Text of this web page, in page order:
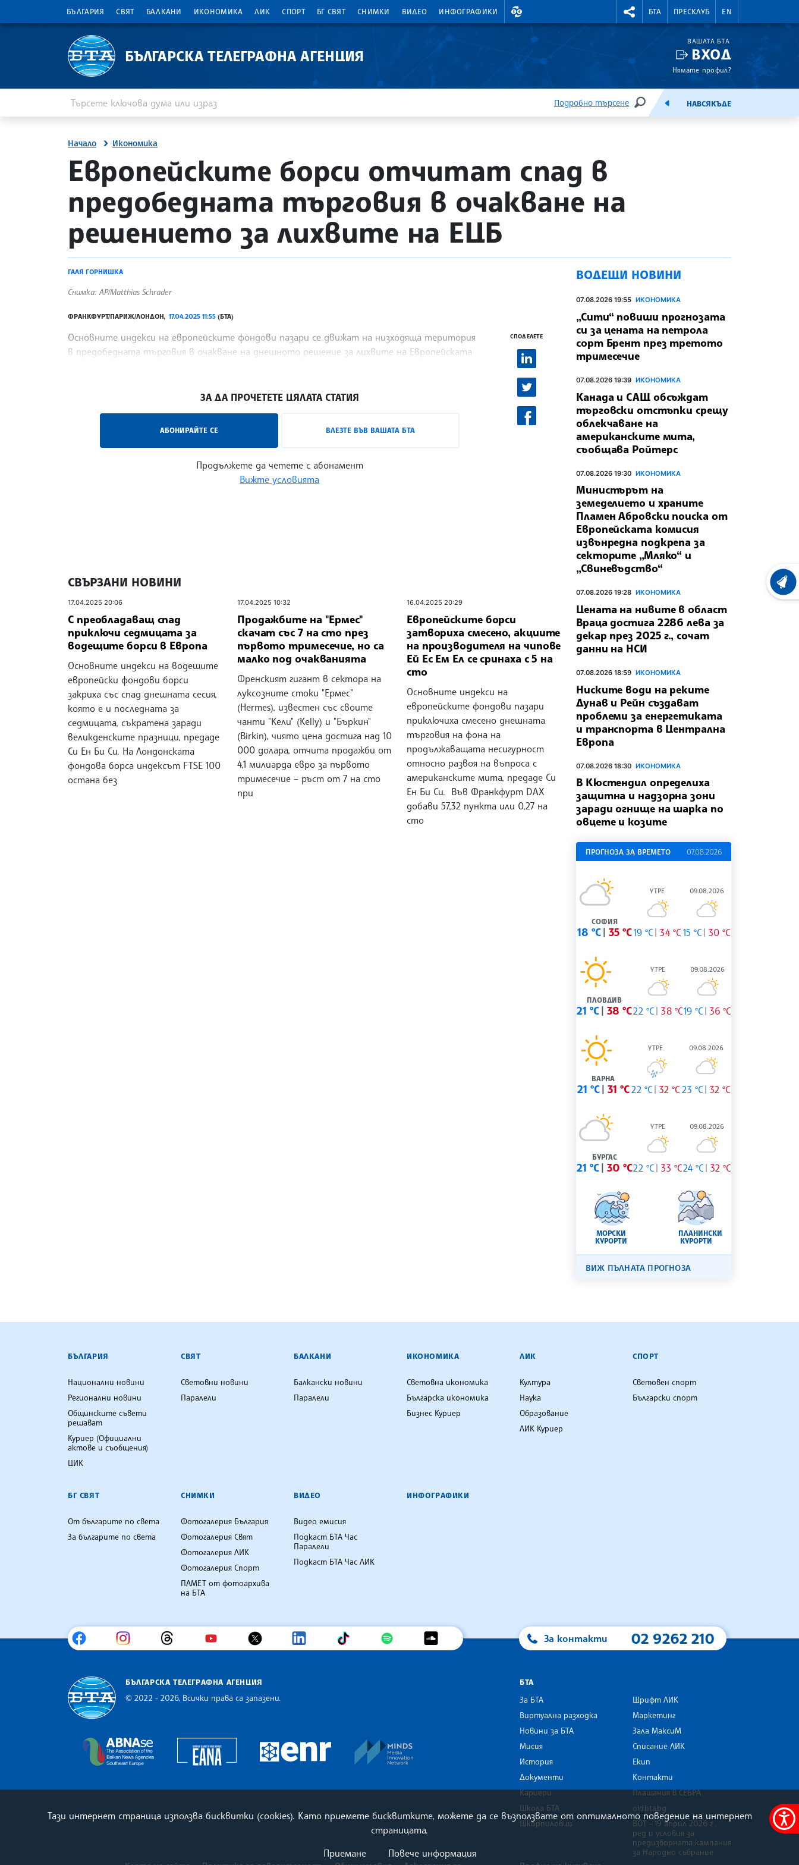
Меню
БЪЛГАРИЯ СВЯТ БАЛКАНИ ИКОНОМИКА ЛИК СПОРТ БГ СВЯТ СНИМКИ ВИДЕО ИНФОГРАФИКИ
ВАЛУТНИ КУРСОВЕ RIGHTMENU.SOCIAL
БТА ПРЕСКЛУБ EN
БЪЛГАРСКА ТЕЛЕГРАФНА АГЕНЦИЯ
ВАШАТА БТА
ВХОД
Нямате профил?
Подробно търсене
ТЪРСЕНЕЕМИСИЯНАВСЯКЪДЕ
Начало Икономика
site.bta
Европейските борси отчитат спад в
предобедната търговия в очакване на
решението за лихвите на ЕЦБ
ГАЛЯ ГОРНИШКА
Снимка: AP/Matthias Schrader
ФРАНКФУРТ/ПАРИЖ/ЛОНДОН, 17.04.2025 11:55 (БТА)
Основните индекси на европейските фондови пазари се движат на низходяща територия
в предобедната търговия в очакване на днешното решение за лихвите на Европейската
ЗА ДА ПРОЧЕТЕТЕ ЦЯЛАТА СТАТИЯ
АБОНИРАЙТЕ СЕ ВЛЕЗТЕ ВЪВ ВАШАТА БТА
Продължете да четете с абонамент
Вижте условията
СПОДЕЛЕТЕ
СВЪРЗАНИ НОВИНИ
17.04.2025 20:06
С преобладаващ спад
приключи седмицата за
водещите борси в Европа
Основните индекси на водещите
европейски фондови борси
закриха със спад днешната сесия,
която е и последната за
седмицата, съкратена заради
великденските празници, предаде
Си Ен Би Си. На Лондонската
фондова борса индексът FTSE 100
остана без
17.04.2025 10:32
Продажбите на "Ермес"
скачат със 7 на сто през
първото тримесечие, но са
малко под очакванията
Френският гигант в сектора на
луксозните стоки "Ермес"
(Hermеs), известен със своите
чанти "Кели" (Kelly) и "Бъркин"
(Birkin), чиято цена достига над 10
000 долара, отчита продажби от
4,1 милиарда евро за първото
тримесечие – ръст от 7 на сто
при
16.04.2025 20:29
Европейските борси
затвориха смесено, акциите
на производителя на чипове
Ей Ес Ем Ел се сринаха с 5 на
сто
Основните индекси на
европейските фондови пазари
приключиха смесено днешната
търговия на фона на
продължаващата несигурност
относно развоя на въпроса с
американските мита, предаде Си
Ен Би Си. Във Франкфурт DAX
добави 57,32 пункта или 0,27 на
сто
ВОДЕЩИ НОВИНИ
07.08.2026 19:55 ИКОНОМИКА
„Сити“ повиши прогнозата
си за цената на петрола
сорт Брент през третото
тримесечие
07.08.2026 19:39 ИКОНОМИКА
Канада и САЩ обсъждат
търговски отстъпки срещу
облекчаване на
американските мита,
съобщава Ройтерс
07.08.2026 19:30 ИКОНОМИКА
Министърът на
земеделието и храните
Пламен Абровски поиска от
Европейската комисия
извънредна подкрепа за
секторите „Мляко“ и
„Свиневъдство“
07.08.2026 19:28 ИКОНОМИКА
Цената на нивите в област
Враца достига 2286 лева за
декар през 2025 г., сочат
данни на НСИ
07.08.2026 18:59 ИКОНОМИКА
Ниските води на реките
Дунав и Рейн създават
проблеми за енергетиката
и транспорта в Централна
Европа
07.08.2026 18:30 ИКОНОМИКА
В Кюстендил определиха
защитна и надзорна зони
заради огнище на шарка по
овцете и козите
ПРОГНОЗА ЗА ВРЕМЕТО 07.08.2026
СОФИЯ
18 °C 35 °C
УТРЕ
19 °C 34 °C
09.08.2026
15 °C 30 °C
ПЛОВДИВ
21 °C 38 °C
УТРЕ
22 °C 38 °C
09.08.2026
19 °C 36 °C
ВАРНА
21 °C 31 °C
УТРЕ
22 °C 32 °C
09.08.2026
23 °C 32 °C
БУРГАС
21 °C 30 °C
УТРЕ
22 °C 33 °C
09.08.2026
24 °C 32 °C
МОРСКИ
КУРОРТИ
ПЛАНИНСКИ
КУРОРТИ
ВИЖ ПЪЛНАТА ПРОГНОЗА
БЪЛГАРСКА ТЕЛЕГРАФНА АГЕНЦИЯ
БЪЛГАРИЯ
Национални новини
Регионални новини
Общинските съвети
решават
Куриер (Официални
актове и съобщения)
ЦИК
СВЯТ
Световни новини
Паралели
БАЛКАНИ
Балкански новини
Паралели
ИКОНОМИКА
Световна икономика
Българска икономика
Бизнес Куриер
ЛИК
Култура
Наука
Образование
ЛИК Куриер
СПОРТ
Световен спорт
Български спорт
БГ СВЯТ
От българите по света
За българите по света
СНИМКИ
Фотогалерия България
Фотогалерия Свят
Фотогалерия ЛИК
Фотогалерия Спорт
ПАМЕТ от фотоархива
на БТА
ВИДЕО
Видео емисия
Подкаст БТА Час
Паралели
Подкаст БТА Час ЛИК
ИНФОГРАФИКИ
За контакти 02 9262 210
БЪЛГАРСКА ТЕЛЕГРАФНА АГЕНЦИЯ
© 2022 - 2026, Всички права са запазени.
The Assocoation of the Balkan News Agencies Southeast Europe
European Alliance of News Agencies
European Newsroom MINDS Media Innovation Network
БТА
За БТА
Виртуална разходка
Новини за БТА
Мисия
История
Документи
Кариери
Школа БТА
Шкорпиловци
Шрифт ЛИК
Маркетинг
Зала МаксиМ
Списание ЛИК
Екип
Контакти
Плащания в СЕБРА
old.bta.bg
ВОТ - 19 април 2026 г .
ред и условия за
предизборната кампания
за Народно събрание
Тази интернет страница използва бисквитки (cookies). Като приемете бисквитките, можете да се възползвате от оптималното поведение на интернет
страницата.
Приемане
Повече информация